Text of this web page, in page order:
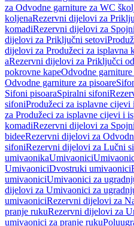
za Odvodne garniture za WC
koljenaRezervni dijelovi za
komadiRezervni dijelovi za
dijelovi za Priključni setovi
dijelovi za Produžeci za isplavna
aRezervni dijelovi za Priključci
pokrovne kapeOdvodne garniture
Odvodne garniture za pisoare
Sifoni pisoaraSpiralni sifoni
sifoniProdužeci za isplavne cijevi
za Produžeci za isplavne cijevi i
komadiRezervni dijelovi za
bideeRezervni dijelovi za
sifoniRezervni dijelovi za Lučni
umivaonikaUmivaonici
UmivaoniciDvostruki umivaonici
umivaoniciUmivaonici za
dijelovi za Umivaonici za
umivaoniciRezervni dijelovi za
pranje rukuRezervni dijelovi za
umivaonici za pranje ruku